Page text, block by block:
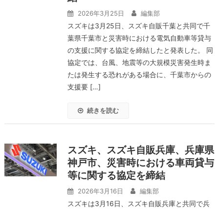
2026年3月25日 編集部
スズキは3月25日、スズキ自販千葉と共同で千
葉県千葉市と災害時における電気自動車等貸与
の支援に関する協定を締結したと発表した。 同
協定では、台風、地震等の大規模災害発生時ま
たは発生する恐れがある場合に、千葉市からの
支援要 […]
続きを読む
スズキ、スズキ自販兵庫、兵庫県
神戸市、災害時における車両貸与
等に関する協定を締結
2026年3月16日 編集部
スズキは3月16日、スズキ自販兵庫と共同で兵